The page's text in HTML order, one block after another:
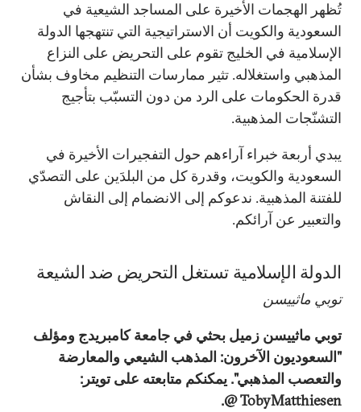
تُظهر الهجمات الأخيرة على المساجد الشيعية في
السعودية والكويت أن الاستراتيجية التي تنتهجها الدولة
الإسلامية في الخليج تقوم على التحريض على النزاع
المذهبي واستغلاله. تثير ممارسات التنظيم مخاوف بشأن
قدرة الحكومات على الرد من دون التسبّب بتأجيج
التشنّجات المذهبية.
يبدي أربعة خبراء آراءهم حول التفجيرات الأخيرة في
السعودية والكويت، وقدرة كل من البلدَين على التصدّي
للفتنة المذهبية. ندعوكم إلى الانضمام إلى النقاش
والتعبير عن آرائكم.
الدولة الإسلامية تستغل التحريض ضد الشيعة
توبي ماثييسن
توبي ماثييسن زميل بحثي في جامعة كامبريدج ومؤلف
"السعوديون الآخرون: المذهب الشيعي والمعارضة
والتعصب المذهبي". يمكنكم متابعته على تويتر:
TobyMatthiesen @.